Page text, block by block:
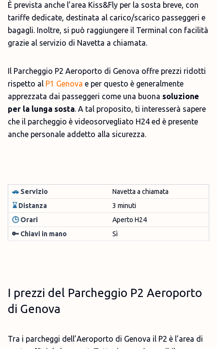
È prevista anche l’area Kiss&Fly per la sosta breve, con
tariffe dedicate, destinata al carico/scarico passeggeri e
bagagli. Inoltre, si può raggiungere il Terminal con facilità
grazie al servizio di Navetta a chiamata.
Il Parcheggio P2 Aeroporto di Genova offre prezzi ridotti
rispetto al P1 Genova e per questo è generalmente
apprezzata dai passeggeri come una buona soluzione
per la lunga sosta. A tal proposito, ti interesserà sapere
che il parcheggio è videosorvegliato H24 ed è presente
anche personale addetto alla sicurezza.
🚗 Servizio
Navetta a chiamata
⌛ Distanza
3 minuti
🕒Orari
Aperto H24
🔑 Chiavi in mano
Sì
I prezzi del Parcheggio P2 Aeroporto
di Genova
Tra i parcheggi dell’Aeroporto di Genova il P2 è l’area di